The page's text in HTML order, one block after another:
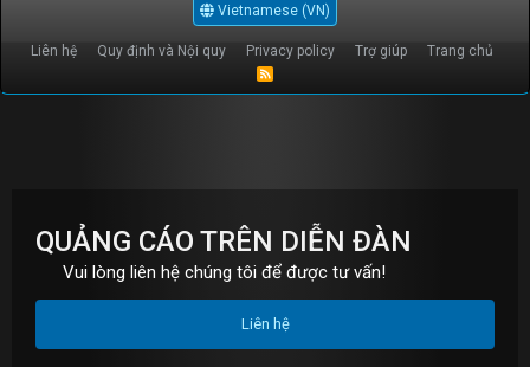
Vietnamese (VN)
Liên hệ Quy định và Nội quy Privacy policy Trợ giúp Trang chủ
R
QUẢNG CÁO TRÊN DIỄN ĐÀN
Vui lòng liên hệ chúng tôi để được tư vấn!
Liên hệ